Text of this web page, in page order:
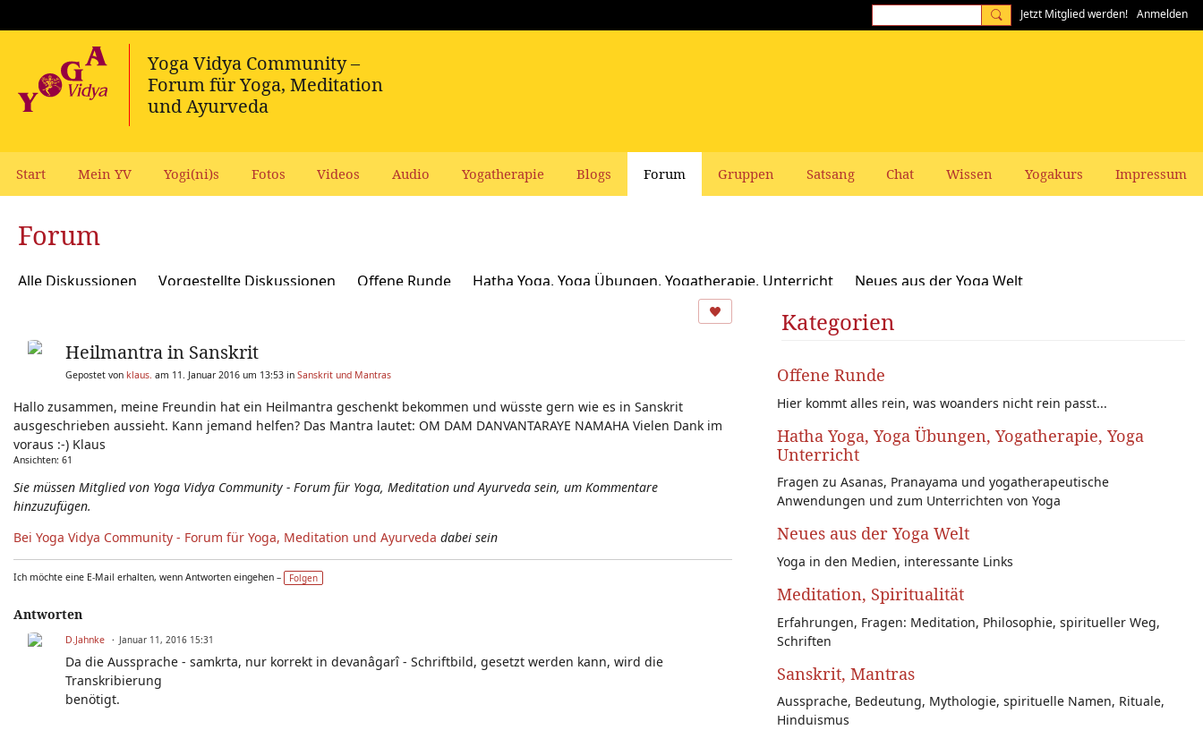
Jetzt Mitglied werden! Anmelden
Start Mein YV Yogi(ni)s Fotos Videos Audio Yogatherapie Blogs Forum Gruppen Satsang Chat Wissen Yogakurs Impressum
Forum
Alle Diskussionen Vorgestellte Diskussionen Offene Runde Hatha Yoga, Yoga Übungen, Yogatherapie, Unterricht
Neues aus der Yoga Welt
Schamanismus, Naturspiritualität und Yoga Frauen-Themen
Yoga Psychologie und Psychologische Yogatherapie
Neuigkeiten - Feedback - Anregungen zum Yoga-Forum
Heilmantra in Sanskrit
Gepostet von klaus. am 11. Januar 2016 um 13:53 in Sanskrit und Mantras
Hallo zusammen, meine Freundin hat ein Heilmantra geschenkt bekommen und wüsste gern wie es in Sanskrit
ausgeschrieben aussieht. Kann jemand helfen? Das Mantra lautet: OM DAM DANVANTARAYE NAMAHA Vielen Dank im
voraus :-) Klaus
Ansichten: 61
Sie müssen Mitglied von Yoga Vidya Community - Forum für Yoga, Meditation und Ayurveda sein, um Kommentare
hinzuzufügen.
Bei Yoga Vidya Community - Forum für Yoga, Meditation und Ayurveda dabei sein
Ich möchte eine E-Mail erhalten, wenn Antworten eingehen – Folgen
Antworten
D.Jahnke Januar 11, 2016 15:31
Da die Aussprache - samkrta, nur korrekt in devanâgarî - Schriftbild, gesetzt werden kann, wird die
Transkribierung
benötigt.
Kategorien
Offene Runde
Hier kommt alles rein, was woanders nicht rein passt...
Hatha Yoga, Yoga Übungen, Yogatherapie, Yoga
Unterricht
Fragen zu Asanas, Pranayama und yogatherapeutische
Anwendungen und zum Unterrichten von Yoga
Neues aus der Yoga Welt
Yoga in den Medien, interessante Links
Meditation, Spiritualität
Erfahrungen, Fragen: Meditation, Philosophie, spiritueller Weg,
Schriften
Sanskrit, Mantras
Aussprache, Bedeutung, Mythologie, spirituelle Namen, Rituale,
Hinduismus